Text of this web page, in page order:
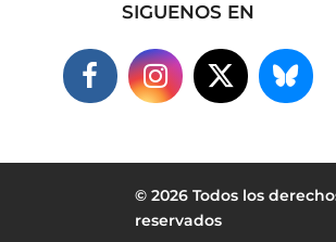
SIGUENOS EN
© 2026 Todos los
reservados